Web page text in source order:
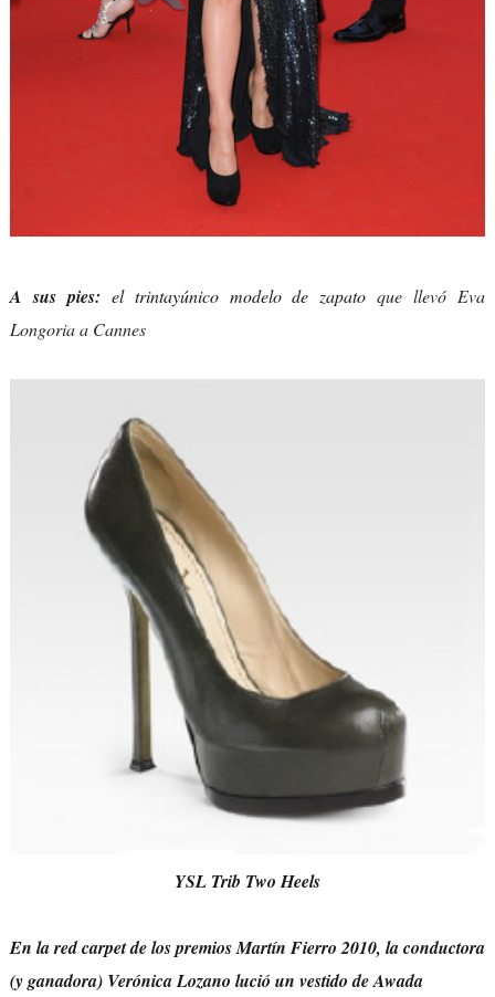
A sus pies: el trintayúnico modelo de zapatoque llevó Eva
Longoria a Cannes
YSL Trib Two Heels
En la red carpet de los premios Martín Fierro 2010, la conductora
(y ganadora) Verónica Lozano lució un vestido de Awada